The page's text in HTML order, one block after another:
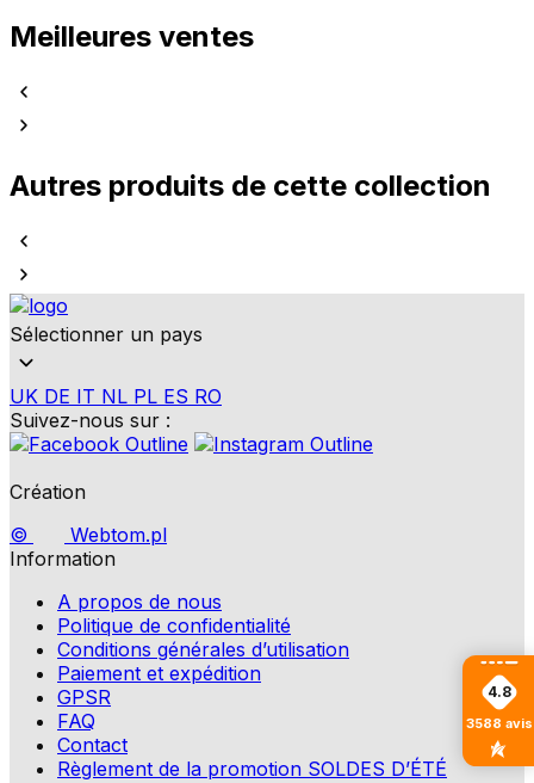
Meilleures ventes
Autres produits de cette collection
Sélectionner un pays
UK DE IT NL PL ES RO
Suivez-nous sur :
Création
©
Webtom.pl
Information
A propos de nous
Politique de confidentialité
Conditions générales d’utilisation
Paiement et expédition
GPSR
FAQ
Contact
Règlement de la promotion SOLDES D’ÉTÉ
4.8
3588 avis